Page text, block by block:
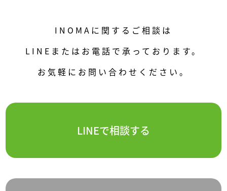
INOMAに関するご相談は
LINEまたはお電話で承っております。
お気軽にお問い合わせください。
LINEで相談する